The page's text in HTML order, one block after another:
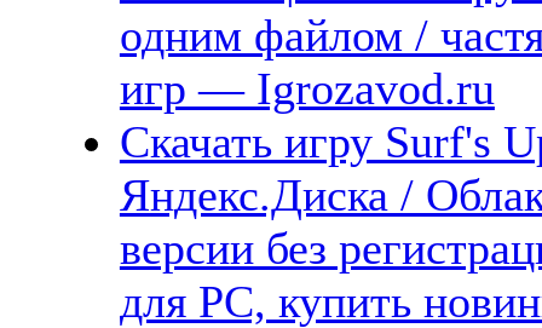
одним файлом /
игр — Igrozavod.ru
Скачать игру Surf's
Яндекс.Диска /
версии без
для PC, купить